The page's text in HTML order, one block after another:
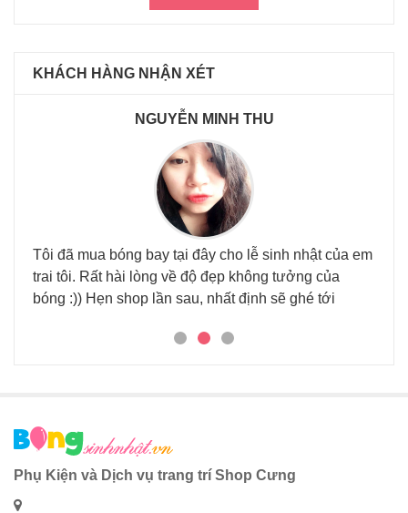
KHÁCH HÀNG NHẬN XÉT
NGUYỄN MINH THU
Tôi đã mua bóng bay tại đây cho lễ sinh nhật của em
trai tôi. Rất hài lòng về độ đẹp không tưởng của
bóng :)) Hẹn shop lần sau, nhất định sẽ ghé tới
Phụ Kiện và Dịch vụ trang trí Shop Cưng